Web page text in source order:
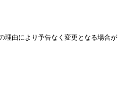
理由により予告なく変更となる場合が